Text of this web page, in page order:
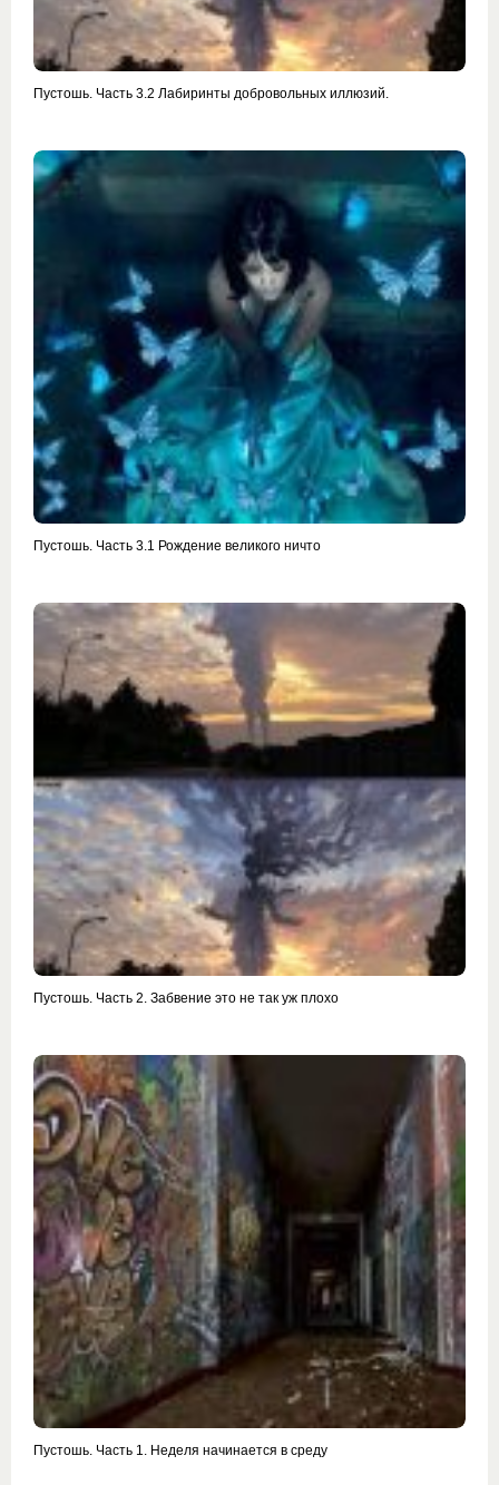
Пустошь. Часть 3.2 Лабиринты добровольных иллюзий.
Пустошь. Часть 3.1 Рождение великого ничто
Пустошь. Часть 2. Забвение это не так уж плохо
Пустошь. Часть 1. Неделя начинается в среду